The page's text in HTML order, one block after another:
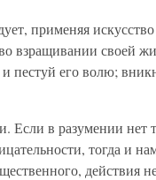
применяя искусство
взращивании своей
пестуй его волю;
Если в разумении нет
тогда и
действия